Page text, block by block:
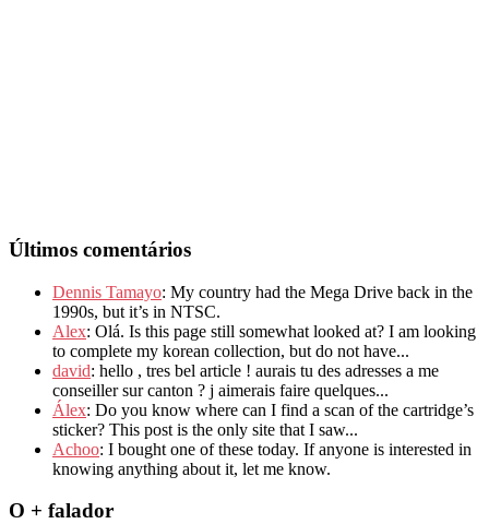
Últimos comentários
Dennis Tamayo: My country had the Mega Drive back in the
1990s, but it’s in NTSC.
Alex: Olá. Is this page still somewhat looked at? I am looking
to complete my korean collection, but do not have...
david: hello , tres bel article ! aurais tu des adresses a me
conseiller sur canton ? j aimerais faire quelques...
Álex: Do you know where can I find a scan of the cartridge’s
sticker? This post is the only site that I saw...
Achoo: I bought one of these today. If anyone is interested in
knowing anything about it, let me know.
O + falador